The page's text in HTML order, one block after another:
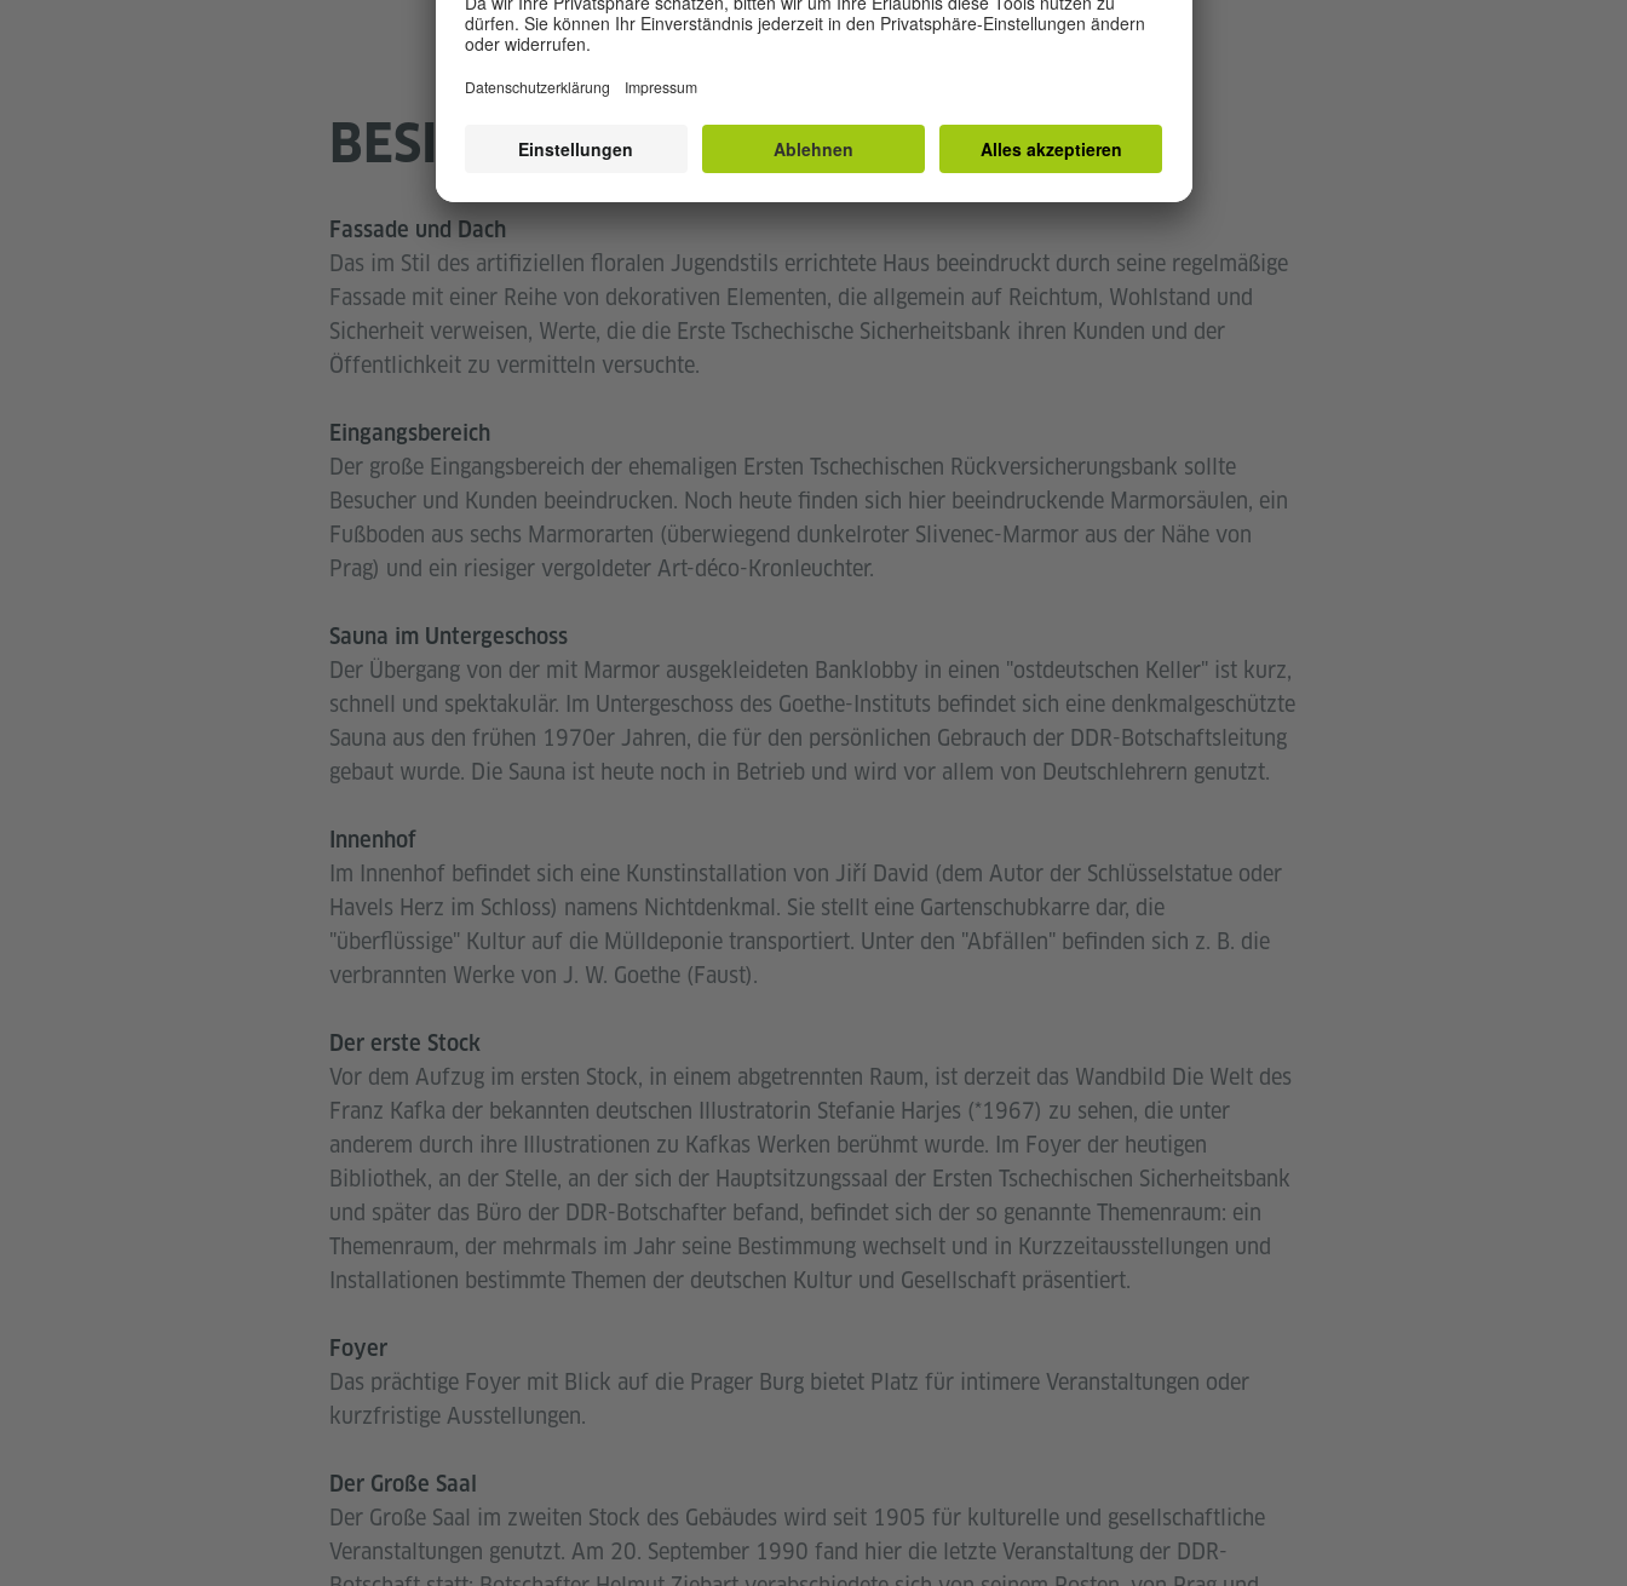
BESICHTIGUNGSROUTE
Fassade und Dach
Das im Stil des artifiziellen floralen Jugendstils errichtete Haus beeindruckt durch seine regelmäßige
Fassade mit einer Reihe von dekorativen Elementen, die allgemein auf Reichtum, Wohlstand und
Sicherheit verweisen, Werte, die die Erste Tschechische Sicherheitsbank ihren Kunden und der
Öffentlichkeit zu vermitteln versuchte.
Eingangsbereich
Der große Eingangsbereich der ehemaligen Ersten Tschechischen Rückversicherungsbank sollte
Besucher und Kunden beeindrucken. Noch heute finden sich hier beeindruckende Marmorsäulen, ein
Fußboden aus sechs Marmorarten (überwiegend dunkelroter Slivenec-Marmor aus der Nähe von
Prag) und ein riesiger vergoldeter Art-déco-Kronleuchter.
Sauna im Untergeschoss
Der Übergang von der mit Marmor ausgekleideten Banklobby in einen "ostdeutschen Keller" ist kurz,
schnell und spektakulär. Im Untergeschoss des Goethe-Instituts befindet sich eine denkmalgeschützte
Sauna aus den frühen 1970er Jahren, die für den persönlichen Gebrauch der DDR-Botschaftsleitung
gebaut wurde. Die Sauna ist heute noch in Betrieb und wird vor allem von Deutschlehrern genutzt.
Innenhof
Im Innenhof befindet sich eine Kunstinstallation von Jiří David (dem Autor der Schlüsselstatue oder
Havels Herz im Schloss) namens Nichtdenkmal. Sie stellt eine Gartenschubkarre dar, die
"überflüssige" Kultur auf die Mülldeponie transportiert. Unter den "Abfällen" befinden sich z. B. die
verbrannten Werke von J. W. Goethe (Faust).
Der erste Stock
Vor dem Aufzug im ersten Stock, in einem abgetrennten Raum, ist derzeit das Wandbild Die Welt des
Franz Kafka der bekannten deutschen Illustratorin Stefanie Harjes (*1967) zu sehen, die unter
anderem durch ihre Illustrationen zu Kafkas Werken berühmt wurde. Im Foyer der heutigen
Bibliothek, an der Stelle, an der sich der Hauptsitzungssaal der Ersten Tschechischen Sicherheitsbank
und später das Büro der DDR-Botschafter befand, befindet sich der so genannte Themenraum: ein
Themenraum, der mehrmals im Jahr seine Bestimmung wechselt und in Kurzzeitausstellungen und
Installationen bestimmte Themen der deutschen Kultur und Gesellschaft präsentiert.
Foyer
Das prächtige Foyer mit Blick auf die Prager Burg bietet Platz für intimere Veranstaltungen oder
kurzfristige Ausstellungen.
Der Große Saal
Der Große Saal im zweiten Stock des Gebäudes wird seit 1905 für kulturelle und gesellschaftliche
Veranstaltungen genutzt. Am 20. September 1990 fand hier die letzte Veranstaltung der DDR-